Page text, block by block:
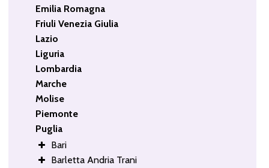
Emilia Romagna
Friuli Venezia Giulia
Lazio
Liguria
Lombardia
Marche
Molise
Piemonte
Puglia
Bari
Barletta Andria Trani